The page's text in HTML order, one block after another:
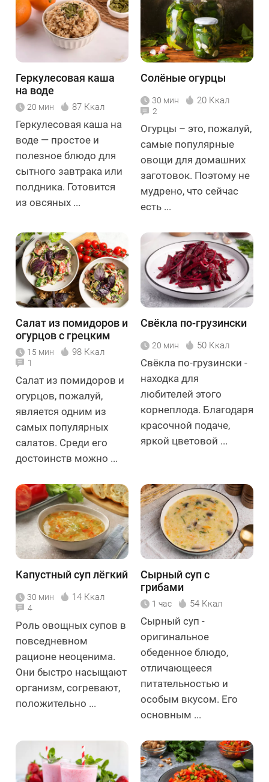
Геркулесовая каша
на воде
20 мин 87 Ккал
Геркулесовая каша на
воде — простое и
полезное блюдо для
сытного завтрака или
полдника. Готовится
из овсяных ...
Солёные огурцы
30 мин 20 Ккал
2
Огурцы – это, пожалуй,
самые популярные
овощи для домашних
заготовок. Поэтому не
мудрено, что сейчас
есть ...
Салат из помидоров и
огурцов с грецким
орехом
15 мин 98 Ккал
1
Салат из помидоров и
огурцов, пожалуй,
является одним из
самых популярных
салатов. Среди его
достоинств можно ...
Свёкла по-грузински
20 мин 50 Ккал
Свёкла по-грузински -
находка для
любителей этого
корнеплода. Благодаря
красочной подаче,
яркой цветовой ...
Капустный суп лёгкий
30 мин 14 Ккал
4
Роль овощных супов в
повседневном
рационе неоценима.
Они быстро насыщают
организм, согревают,
положительно ...
Сырный суп с
грибами
1 час 54 Ккал
Сырный суп -
оригинальное
обеденное блюдо,
отличающееся
питательностью и
особым вкусом. Его
основным ...